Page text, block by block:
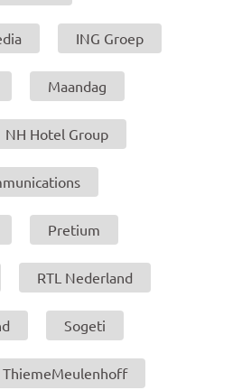
ING Groep
Maandag
NH Hotel Group
Pretium
RTL Nederland
Sogeti
ThiemeMeulenhoff